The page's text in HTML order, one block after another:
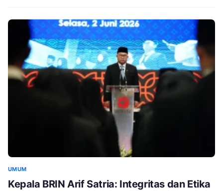
UMUM
Kepala BRIN Arif Satria: Integritas dan Etika